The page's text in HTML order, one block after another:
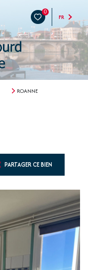
0
FR
ROANNE
PARTAGER CE BIEN